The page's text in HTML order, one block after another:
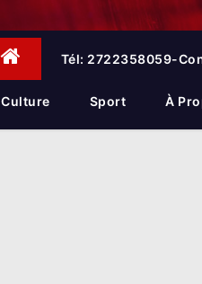
Tél: 2722358059-
Culture Sport À